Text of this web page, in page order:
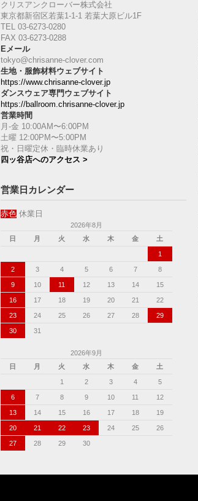
クリスアンクローバー株式会社
東京都新宿区若葉1‐1-1 若葉大原ビル1F
TEL 03-6273-0280
FAX 03-6273-0288
Eメール
tokyo@chrisanne-clover.com
生地・服飾材料ウェブサイト
https://www.chrisanne-clover.jp
ダンスウェア専門ウェブサイト
https://ballroom.chrisanne-clover.jp
営業時間
月-金 10:00AM〜6:00PM
土曜 12:00PM〜5:00PM
祝・日曜定休・臨時休業あり
四ッ谷店へのアクセス >
営業日カレンダー
赤色休業日
2026年8月
日
月 火 水 木 金 土
1
2 3 4 5 6 7 8
9 10 11 12 13 14 15
16 17 18 19 20 21 22
23 24 25 26 27 28 29
30 31
2026年9月
日
月 火 水 木 金 土
1 2 3 4 5
6 7 8 9 10 11 12
13 14 15 16 17 18 19
20 21 22 23 24 25 26
27 28 29 30